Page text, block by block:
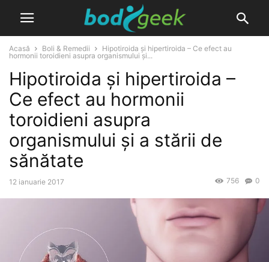
Acasă Boli & Remedii
Hipotiroida și hipertiroida – Ce efect au
hormonii toroidieni asupra organismului și...
Hipotiroida și hipertiroida –
Ce efect au hormonii
toroidieni asupra
organismului și a stării de
sănătate
12 ianuarie 2017 0
756